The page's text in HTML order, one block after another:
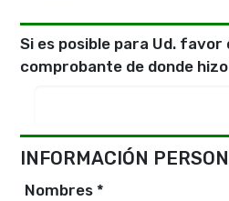
Si es posible para Ud.
comprobante de donde
INFORMACIÓN
Nombres *